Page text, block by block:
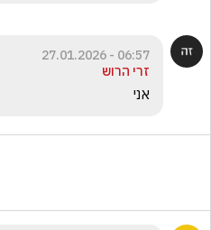
06:57 - 27.01.2026
זרי הרוש
אני